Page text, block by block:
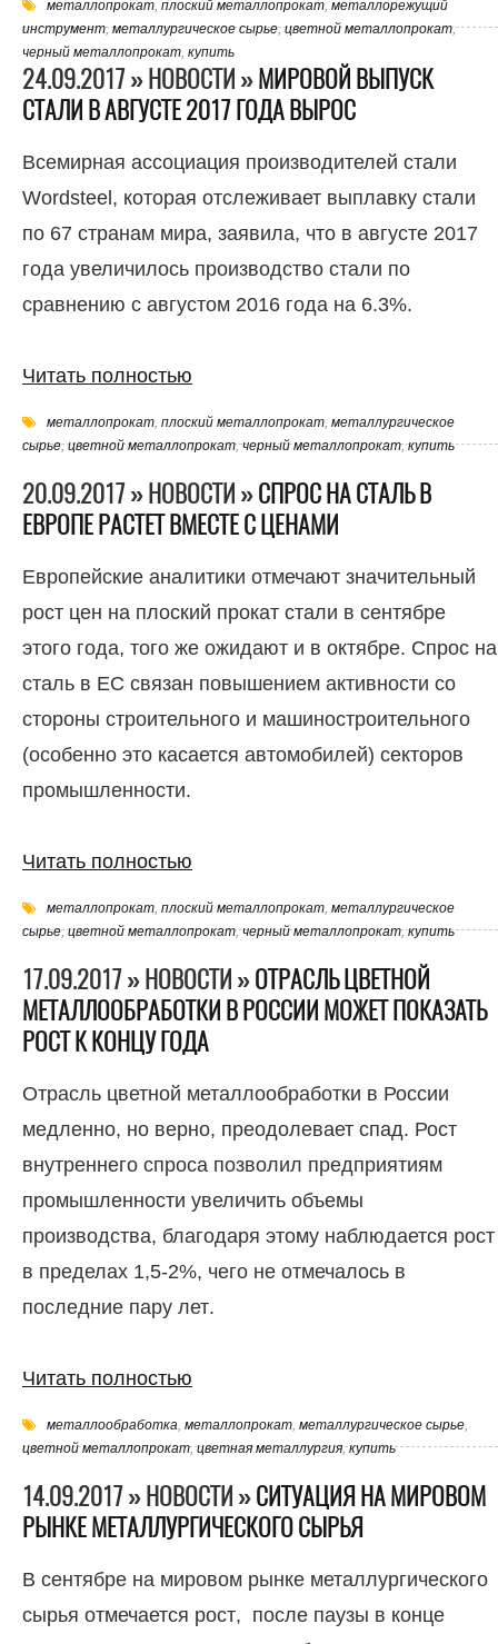
металлопрокат, плоский металлопрокат, металлорежущий
инструмент,металлургическое сырье,цветной металлопрокат,
черный металлопрокат, купить
24.09.2017 » НОВОСТИ »МИРОВОЙ ВЫПУСК
СТАЛИ В АВГУСТЕ 2017 ГОДА ВЫРОС
Всемирная ассоциация производителей стали
Wordsteel, которая отслеживает выплавку стали
по 67 странам мира, заявила, что в августе 2017
года увеличилось производство стали по
сравнению с августом 2016 года на 6.3%.
Читать полностью
металлопрокат, плоский металлопрокат, металлургическое
сырье,цветной металлопрокат,черный металлопрокат,купить
20.09.2017 » НОВОСТИ »СПРОС НА СТАЛЬ В
ЕВРОПЕ РАСТЕТ ВМЕСТЕ С ЦЕНАМИ
Европейские аналитики отмечают значительный
рост цен на плоский прокат стали в сентябре
этого года, того же ожидают и в октябре. Спрос на
сталь в ЕС связан повышением активности со
стороны строительного и машиностроительного
(особенно это касается автомобилей) секторов
промышленности.
Читать полностью
металлопрокат, плоский металлопрокат, металлургическое
сырье,цветной металлопрокат,черный металлопрокат,купить
17.09.2017 » НОВОСТИ »ОТРАСЛЬ ЦВЕТНОЙ
МЕТАЛЛООБРАБОТКИ В РОССИИ МОЖЕТ ПОКАЗАТЬ
РОСТ К КОНЦУ ГОДА
Отрасль цветной металлообработки в России
медленно, но верно, преодолевает спад. Рост
внутреннего спроса позволил предприятиям
промышленности увеличить объемы
производства, благодаря этому наблюдается рост
в пределах 1,5-2%, чего не отмечалось в
последние пару лет.
Читать полностью
металлообработка, металлопрокат, металлургическое сырье,
цветной металлопрокат,цветная металлургия,купить
14.09.2017 » НОВОСТИ »СИТУАЦИЯ НА МИРОВОМ
РЫНКЕ МЕТАЛЛУРГИЧЕСКОГО СЫРЬЯ
В сентябре на мировом рынке металлургического
сырья отмечается рост, после паузы в конце